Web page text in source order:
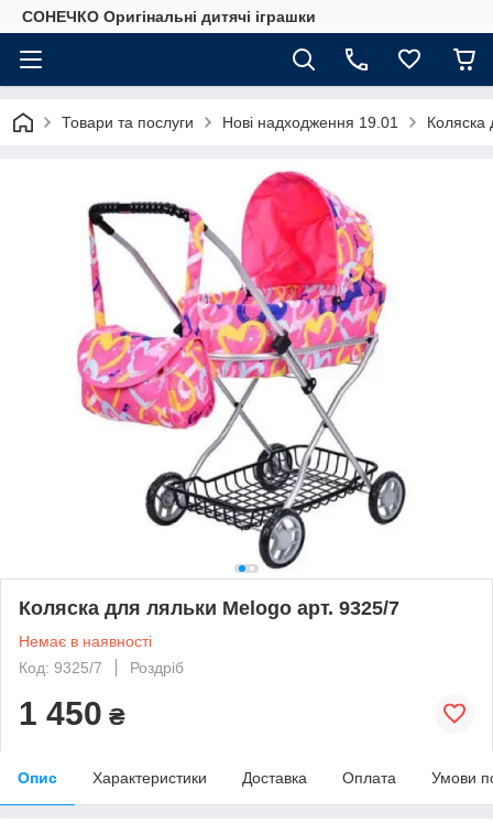
СОНЕЧКО Оригінальні дитячі іграшки
Товари та послуги Нові надходження 19.01 Коляска
Коляска для ляльки Melogo арт. 9325/7
Немає в наявності
Код: 9325/7
Роздріб
1 450 ₴
Опис Характеристики Доставка Оплата Умови